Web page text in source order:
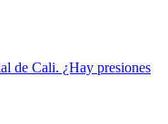
de Cali. ¿Hay presiones